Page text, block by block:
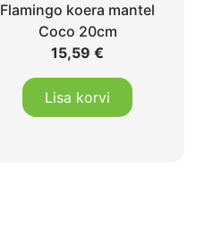
Flamingo koera mantel
Coco 20cm
15,59€
Lisa korvi